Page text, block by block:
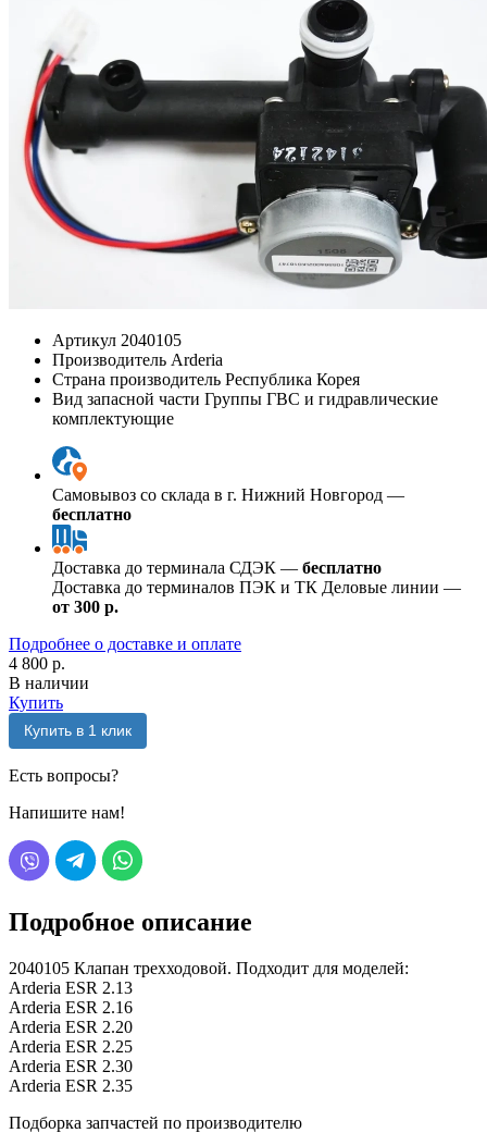
Артикул 2040105
Производитель Arderia
Страна производитель Республика Корея
Вид запасной части Группы ГВС и гидравлические
комплектующие
Самовывоз со склада в г. Нижний Новгород —
бесплатно
Доставка до терминала СДЭК — бесплатно
Доставка до терминалов ПЭК и ТК Деловые линии —
от 300 р.
Подробнее о доставке и оплате
4 800 р.
В наличии
Купить
Купить в 1 клик
Есть вопросы?
Напишите нам!
Подробное описание
2040105 Клапан трехходовой. Подходит для моделей:
Arderia ESR 2.13
Arderia ESR 2.16
Arderia ESR 2.20
Arderia ESR 2.25
Arderia ESR 2.30
Arderia ESR 2.35
Подборка запчастей по производителю